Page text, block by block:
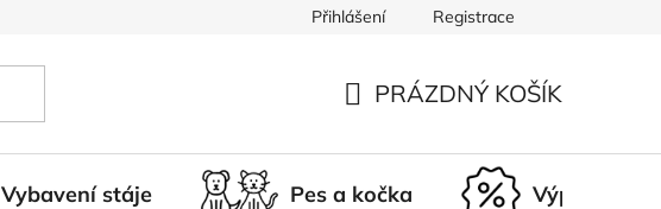
Doprava a platba Nepřevzetí zásilky
Přihlášení Registrace
KOŠÍK
PRÁZDNÝ KOŠÍK
Vybavení stáje Pes a kočka Výprodej